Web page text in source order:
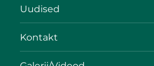
Uudised
Kontakt